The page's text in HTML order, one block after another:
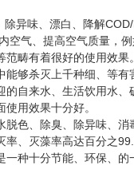
异味、漂白、降解COD/
气、提高空气质量，
畴有着很好的使用效果。
杀灭上千种细、等有
的自来水、生活饮用水
用效果十分好。
、除臭、除异味、消
率、灭藻率高达百分之
十分节能、环保、的